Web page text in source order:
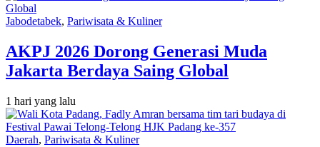
Jabodetabek, Pariwisata & Kuliner
AKPJ 2026 Dorong Generasi Muda
Jakarta Berdaya Saing Global
1 hari yang lalu
Daerah, Pariwisata & Kuliner